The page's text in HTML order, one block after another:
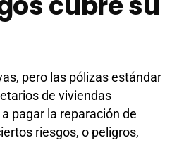
pero las pólizas estándar
de viviendas
pagar la reparación de
riesgos, o peligros,